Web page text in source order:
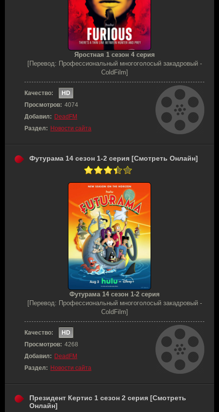
Яростная 1 сезон 4 серия
[Перевод: Профессиональный многоголосый закадровый -
ColdFilm]
Качество:
HD
Просмотров: 4074
Добавил: DeadFM
Раздел: Новости сайта
Футурама 14 сезон 1-2 серия [Смотреть Онлайн]
Футурама 14 сезон 1-2 серия
[Перевод: Профессиональный многоголосый закадровый -
ColdFilm]
Качество:
HD
Просмотров: 4268
Добавил: DeadFM
Раздел: Новости сайта
Президент Кертис 1 сезон 2 серия [Смотреть
Онлайн]